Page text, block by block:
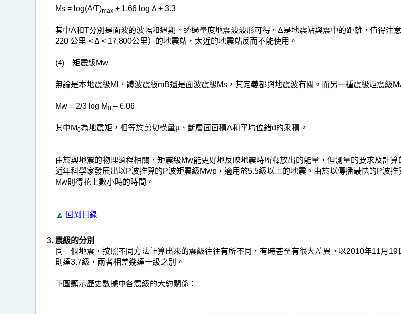
Ms = log(A/T)max + 1.66 log Δ + 3.3
其中A和T分別是面波的波幅和週期，透過量度地震波波形可得。Δ是地震站與震中的距離，值得注
220 公里 < Δ < 17,800公里）的地震站，太近的地震站反而不能使用。
(4)矩震級Mw
無論是本地震級Ml、體波震級mB還是面波震級Ms，其定義都與地震波有關。而另一種震級矩震級
Mw = 2/3 log M0 – 6.06
其中M0為地震矩，相等於剪切模量µ、斷層面面積A和平均位錯d的乘積。
由於與地震的物理過程相關，矩震級Mw能更好地反映地震時所釋放出的能量，但測量的要求及計
近年科學家發展出以P波推算的P波矩震級Mwp，適用於5.5級以上的地震。由於以傳播最快的P波
Mw則得花上數小時的時間。
回到目錄
震級的分別
同一個地震，按照不同方法計算出來的震級往往有所不同，有時甚至有很大差異。以2010年11月
則達3.7級，兩者相差幾達一級之別。
下圖顯示歷史數據中各震級的大約關係：